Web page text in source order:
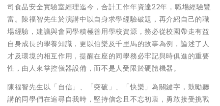
司食品安全實驗室經理迄今，合計工作年資達22年，職場經驗豐
富。陳福智先生於演講中以自身求學經驗破題，再介紹自己的職
場經驗，建議與會同學積極善用學校資源，務必從校園帶走有益
自身成長的學養知識，更以伯樂及千里馬的故事為例，論述了人
才及環境的相互作用，提醒在座的同學務必牢記與時俱進的重要
性，由人來掌控儀器設備，而不是人受限於硬體機器。
陳福智先生以「自信」、「突破」、「快樂」為關鍵字，鼓勵聽
講的同學們在追尋自我時，堅持信念且不忘初衷，勇敢接受挑戰